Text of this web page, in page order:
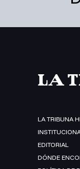
LA TRIBUNA
EDITORIAL
DÓNDE